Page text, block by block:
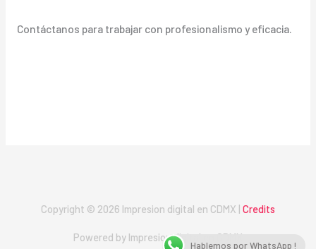
Contáctanos para trabajar con profesionalismo y eficacia.
Copyright © 2026 Impresion digital en CDMX | Credits
Powered by Impresion digital en CDMX
Hablemos por WhatsApp !